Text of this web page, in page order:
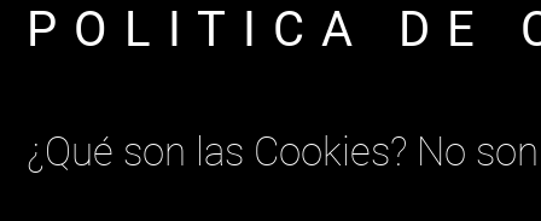
POLITICA DE
¿Qué son las Cookies? No